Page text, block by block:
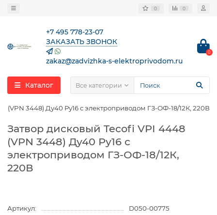
0 0
+7 495 778-23-07
ЗАКАЗАТЬ ЗВОНОК
zakaz@zadvizhka-s-elektroprivodom.ru
0
Каталог Все категории
(VPN 3448) Ду40 Ру16 с электроприводом ГЗ-ОФ-18/12К, 220В
Затвор дисковый Tecofi VPI 4448
(VPN 3448) Ду40 Ру16 с
электроприводом ГЗ-ОФ-18/12К,
220В
Артикул:
D050-00775